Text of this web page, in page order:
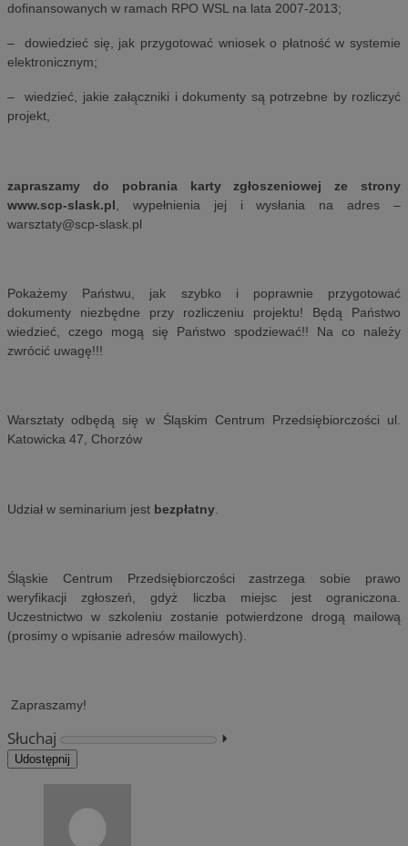
dofinansowanych w ramach RPO WSL na lata 2007-2013;
– dowiedzieć się, jak przygotować wniosek o płatność w systemie
elektronicznym;
– wiedzieć, jakie załączniki i dokumenty są potrzebne by rozliczyć
projekt,
zapraszamy do pobrania karty zgłoszeniowej ze strony
www.scp-slask.pl , wypełnienia jej i wysłania na adres –
warsztaty@scp-slask.pl
Pokażemy Państwu, jak szybko i poprawnie przygotować
dokumenty niezbędne przy rozliczeniu projektu! Będą Państwo
wiedzieć, czego mogą się Państwo spodziewać!! Na co należy
zwrócić uwagę!!!
Warsztaty odbędą się w Śląskim Centrum Przedsiębiorczości ul.
Katowicka 47, Chorzów
Udział w seminarium jest bezpłatny
Śląskie Centrum Przedsiębiorczości zastrzega sobie prawo
weryfikacji zgłoszeń, gdyż liczba miejsc jest ograniczona.
Uczestnictwo w szkoleniu zostanie potwierdzone drogą mailową
(prosimy o wpisanie adresów mailowych).
Zapraszamy!
Słuchaj ⏵︎
Udostępnij